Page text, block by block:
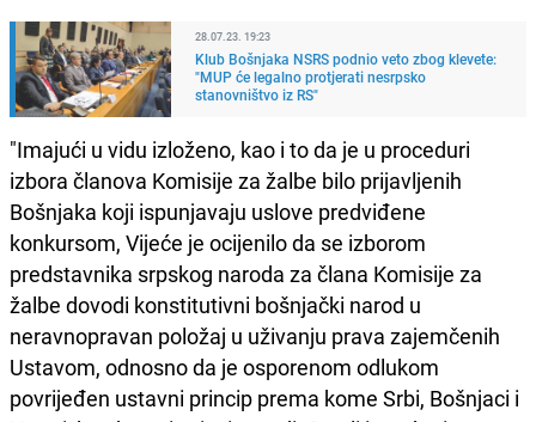
28.07.23. 19:23
Klub Bošnjaka NSRS podnio veto zbog klevete:
"MUP će legalno protjerati nesrpsko
stanovništvo iz RS"
"Imajući u vidu izloženo, kao i to da je u proceduri
izbora članova Komisije za žalbe bilo prijavljenih
Bošnjaka koji ispunjavaju uslove predviđene
konkursom, Vijeće je ocijenilo da se izborom
predstavnika srpskog naroda za člana Komisije za
žalbe dovodi konstitutivni bošnjački narod u
neravnopravan položaj u uživanju prava zajemčenih
Ustavom, odnosno da je osporenom odlukom
povrijeđen ustavni princip prema kome Srbi, Bošnjaci i